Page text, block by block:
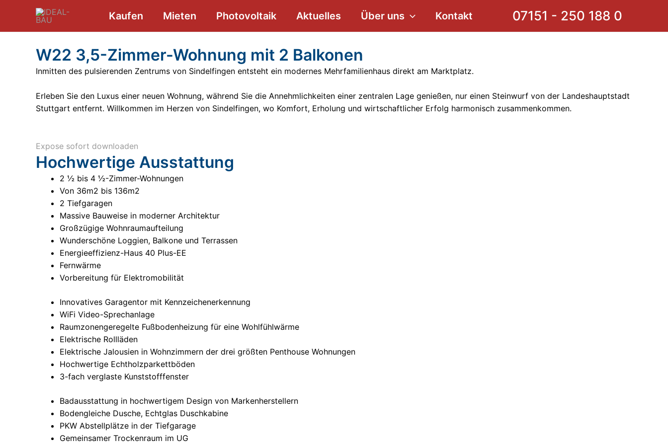
springen
Kaufen Mieten Photovoltaik Aktuelles Über uns Kontakt 07151 - 250 188 0
W22 3,5-Zimmer-Wohnung mit 2 Balkonen
Inmitten des pulsierenden Zentrums von Sindelfingen entsteht ein modernes Mehrfamilienhaus direkt am Marktplatz.
Erleben Sie den Luxus einer neuen Wohnung, während Sie die Annehmlichkeiten einer zentralen Lage genießen, nur einen Steinwurf von der Landeshauptstadt
Stuttgart entfernt. Willkommen im Herzen von Sindelfingen, wo Komfort, Erholung und wirtschaftlicher Erfolg harmonisch zusammenkommen.
Expose sofort downloaden
Hochwertige Ausstattung
2 ½ bis 4 ½-Zimmer-Wohnungen
Von 36m2 bis 136m2
2 Tiefgaragen
Massive Bauweise in moderner Architektur
Großzügige Wohnraumaufteilung
Wunderschöne Loggien, Balkone und Terrassen
Energieeffizienz-Haus 40 Plus-EE
Fernwärme
Vorbereitung für Elektromobilität
Innovatives Garagentor mit Kennzeichenerkennung
WiFi Video-Sprechanlage
Raumzonengeregelte Fußbodenheizung für eine Wohlfühlwärme
Elektrische Rollläden
Elektrische Jalousien in Wohnzimmern der drei größten Penthouse Wohnungen
Hochwertige Echtholzparkettböden
3-fach verglaste Kunststofffenster
Badausstattung in hochwertigem Design von Markenherstellern
Bodengleiche Dusche, Echtglas Duschkabine
PKW Abstellplätze in der Tiefgarage
Gemeinsamer Trockenraum im UG